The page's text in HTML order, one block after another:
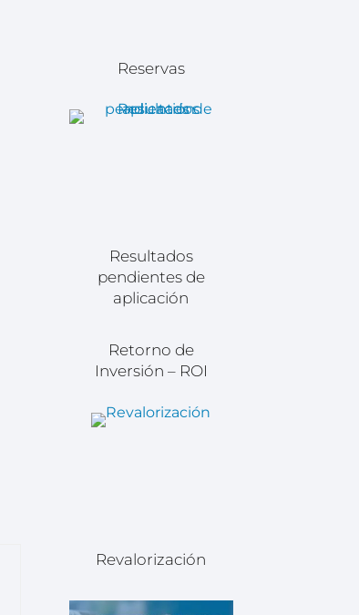
Reservas
Resultados
pendientes de
aplicación
Retorno de
Inversión – ROI
Revalorización